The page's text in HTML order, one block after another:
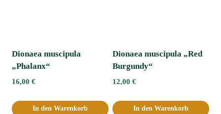
Dionaea muscipula
„Phalanx“
16,00 €
In den Warenkorb
Dionaea muscipula „Red
Burgundy“
12,00 €
In den Warenkorb